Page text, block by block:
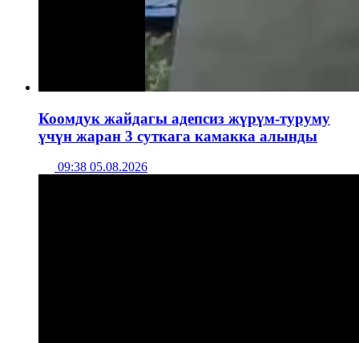
Коомдук жайдагы адепсиз жүрүм-туруму
үчүн жаран 3 суткага камакка алынды
09:38 05.08.2026